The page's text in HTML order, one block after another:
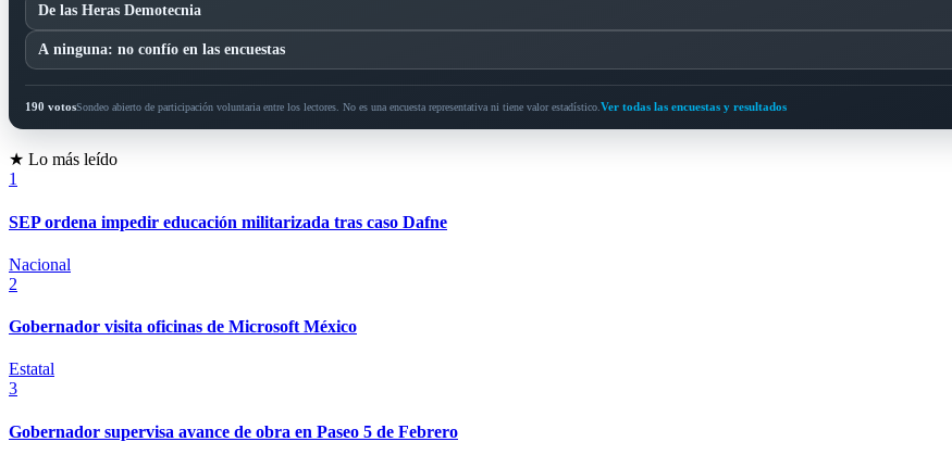
De las Heras Demotecnia
A ninguna: no confío en las encuestas
190 votosSondeo abierto de participación voluntaria entre los lectores. No es una encuesta representativa ni tiene valor estadístico.Ver todas las encuestas y resultados
★ Lo más leído
1
SEP ordena impedir educación militarizada tras caso Dafne
Nacional
2
Gobernador visita oficinas de Microsoft México
Estatal
3
Gobernador supervisa avance de obra en Paseo 5 de Febrero